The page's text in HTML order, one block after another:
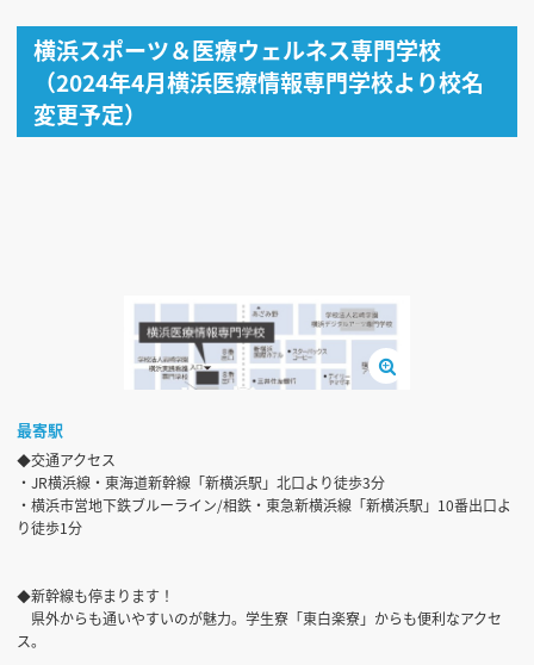
横浜スポーツ＆医療ウェルネス専門学校
（2024年4月横浜医療情報専門学校より校名
変更予定）
最寄駅
◆交通アクセス
・JR横浜線・東海道新幹線「新横浜駅」北口より徒歩3分
・横浜市営地下鉄ブルーライン/相鉄・東急新横浜線「新横浜駅」10番出口よ
り徒歩1分
◆新幹線も停まります！
県外からも通いやすいのが魅力。学生寮「東白楽寮」からも便利なアクセ
ス。